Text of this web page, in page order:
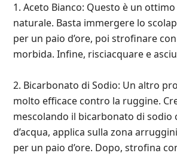
1. Aceto Bianco: Questo è un
naturale. Basta immergere lo
per un paio d’ore, poi strofinare
morbida. Infine, risciacquare e
2. Bicarbonato di Sodio: Un altro
molto efficace contro la ruggine.
mescolando il bicarbonato di sodio
d’acqua, applica sulla zona
per un paio d’ore. Dopo, strofina